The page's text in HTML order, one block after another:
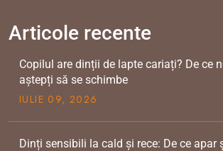
Articole recente
Copilul are dinții de lapte cariați? De ce
aștepți să se schimbe
IULIE 09, 2026
Dinți sensibili la cald și rece: De ce apar